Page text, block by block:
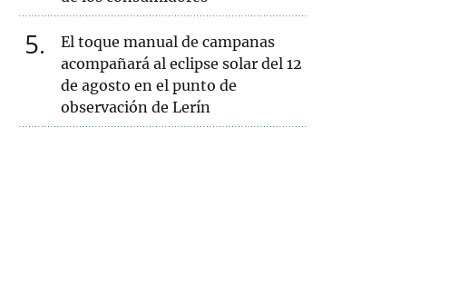
5
El toque manual de campanas
acompañará al eclipse solar del 12
de agosto en el punto de
observación de Lerín